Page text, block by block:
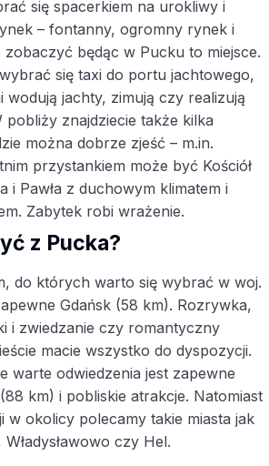
się spacerkiem na urokliwy i
– fontanny, ogromny rynek i
będąc w Pucku to miejsce.
się taxi do portu jachtowego,
jachty, zimują czy realizują
pobliży znajdziecie także kilka
można dobrze zjeść – m.in.
przystankiem może być Kościół
i Pawła z duchowym klimatem i
Zabytek robi wrażenie.
z Pucka?
do których warto się wybrać w woj.
Gdańsk (58 km). Rozrywka,
i zwiedzanie czy romantyczny
macie wszystko do dyspozycji.
warte odwiedzenia jest zapewne
km) i pobliskie atrakcje. Natomiast
w okolicy polecamy takie miasta jak
czy Hel.